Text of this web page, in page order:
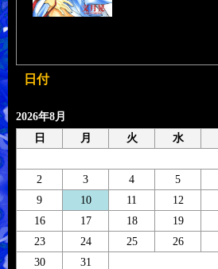
日付
2026年8月
日
月 火 水
2
3 4 5
9
10 11 12
16
17 18 19
23
24 25 26
30
31